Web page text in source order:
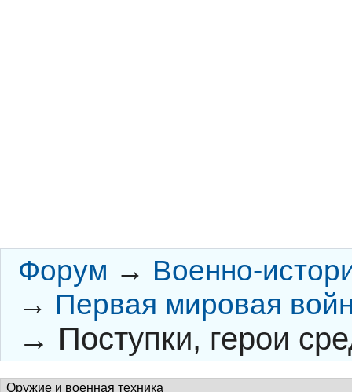
Форум → Военно-
→ Первая мировая
→ Поступки, герои